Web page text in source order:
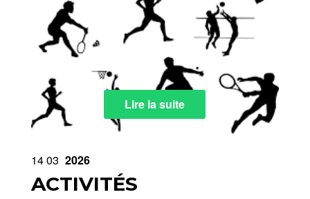
Lire la suite
1403 2026
ACTIVITÉS